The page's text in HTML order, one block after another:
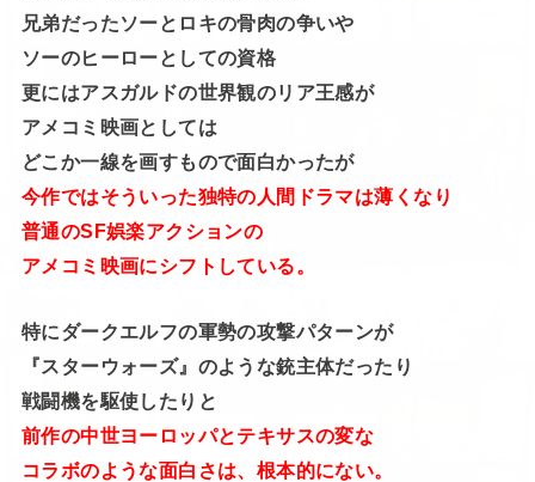
兄弟だったソーとロキの骨肉の争いや
ソーのヒーローとしての資格
更にはアスガルドの世界観のリア王感が
アメコミ映画としては
どこか一線を画すもので面白かったが
今作ではそういった独特の人間ドラマは薄くなり
普通のSF娯楽アクションの
アメコミ映画にシフトしている。
特にダークエルフの軍勢の攻撃パターンが
『スターウォーズ』のような銃主体だったり
戦闘機を駆使したりと
前作の中世ヨーロッパとテキサスの変な
コラボのような面白さは、根本的にない。